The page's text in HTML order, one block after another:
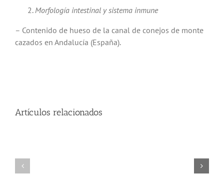
Morfología intestinal y sistema inmune
– Contenido de hueso de la canal de conejos de monte
cazados en Andalucía (España).
Artículos relacionados